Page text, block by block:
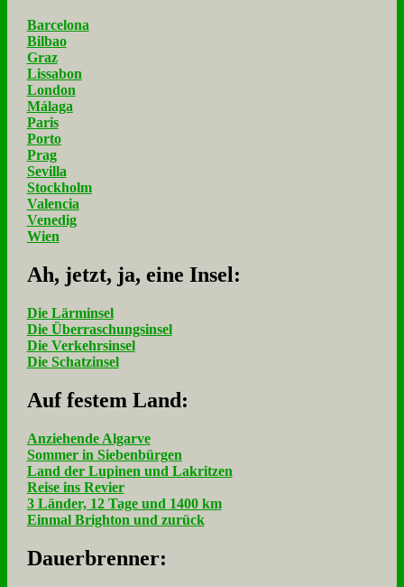
Barcelona
Bilbao
Graz
Lissabon
London
Málaga
Paris
Porto
Prag
Sevilla
Stockholm
Valencia
Venedig
Wien
Ah, jetzt, ja, ei­ne In­sel:
Die Lärminsel
Die Überraschungsinsel
Die Verkehrsinsel
Die Schatzinsel
Auf fe­stem Land:
Anziehende Algarve
Sommer in Siebenbürgen
Land der Lupinen und Lakritzen
Reise ins Revier
3 Länder, 12 Tage und 1400 km
Einmal Brighton und zurück
Dau­er­bren­ner: